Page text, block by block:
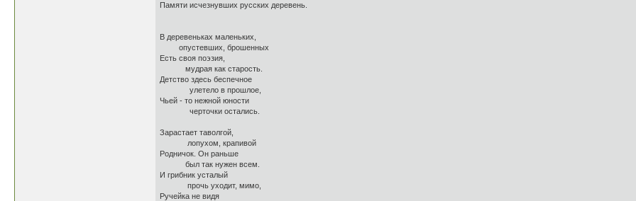
Памяти исчезнувших русских деревень.
В деревеньках маленьких,
опустевших, брошенных
Есть своя поэзия,
мудрая как старость.
Детство здесь беспечное
улетело в прошлое,
Чьей - то нежной юности
черточки остались.
Зарастает таволгой,
лопухом, крапивой
Родничок. Он раньше
был так нужен всем.
И грибник усталый
прочь уходит, мимо,
Ручейка не видя